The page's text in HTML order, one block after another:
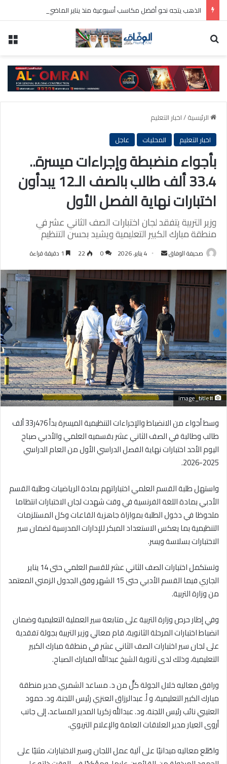
الذهب يتجه نحو أفضل مكاسب أسبوعية منذ يناير الماضي
الرئيسية/اخبار التعليم
اخبار التعليم
المحليات عاجل
بأجواء منضبطة وإجراءات ميسرة..
33.4 ألف طالب بالصف الـ12 يبدأون
اختبارات نهاية الفصل الأول
وزير التربية يتفقد لجان اختبارات الصف الثاني عشر في
منطقة مبارك الكبير التعليمية ويشيد بحسن التنظيم
صحيفة الوفاق
أرسل
إلكترونيا
4 يناير، 2026 0
22
#image_title
وسط أجواء من الانضباط والإجراءات التنظيمية الميسرة بدأ 476ر33 ألف
طالب وطالبة في الصف الثاني عشر بقسميه العلمي والأدبي صباح
اليوم الأحد اختبارات نهاية الفصل الدراسي الأول من العام الدراسي
2025-2026.
واستهل طلبة القسم العلمي اختباراتهم بمادة الرياضيات وطلبة القسم
الأدبي بمادة اللغة الفرنسية في وقت شهدت لجان الاختبارات انتظاما
ملحوظا في دخول الطلبة بموازاة جاهزية القاعات وكل المستلزمات
التنظيمية بما يعكس الاستعداد المبكر للإدارات المدرسية لضمان سير
الاختبارات بسلاسة ويسر.
وتستكمل اختبارات الصف الثاني عشر للقسم العلمي حتى 14 يناير
الجاري فيما القسم الأدبي حتى 15 الشهر وفق الجدول الزمني المعتمد
من وزارة التربية.
وفي إطار حرص وزارة التربية على متابعة سير العملية التعليمية وضمان
انضباط اختبارات المرحلة الثانوية، قام معالي وزير التربية بجولة تفقدية
على لجان سير اختبارات الصف الثاني عشر في منطقة مبارك الكبير
التعليمية، وذلك لدى ثانوية الشيخ عبدالله المبارك الصباح.
ورافق معاليه خلال الجولة كلٌّ من د. مساعد الشمري مدير منطقة
مبارك الكبير التعليمية، و أ. عبدالرزاق العنزي رئيس اللجنة، ود. حمود
العتيبي نائب رئيس اللجنة، ود. عبدالله زكريا المدير المساعد، إلى جانب
أروى العيار مدير العلاقات العامة والإعلام التربوي.
واطّلع معاليه ميدانيًا على آلية عمل اللجان وسير الاختبارات، مثنيًا على